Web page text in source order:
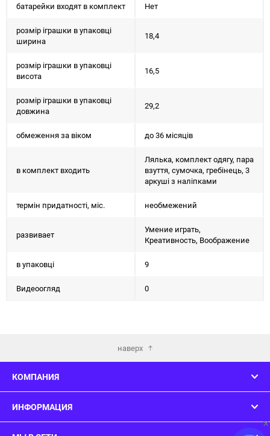
батарейки входят в комплект Нет
розмір іграшки в упаковці
ширина
18,4
розмір іграшки в упаковці
висота
16,5
розмір іграшки в упаковці
довжина
29,2
обмеження за віком до 36 місяців
в комплект входить
Лялька, комплект одягу, пара
взуття, сумочка, гребінець, 3
аркуші з наліпками
термін придатності, міс. необмежений
развивает
Умение играть,
Креативность, Воображение
в упаковці 9
Видеоогляд 0
наверх
КОМПАНИЯ
ИНФОРМАЦИЯ
×